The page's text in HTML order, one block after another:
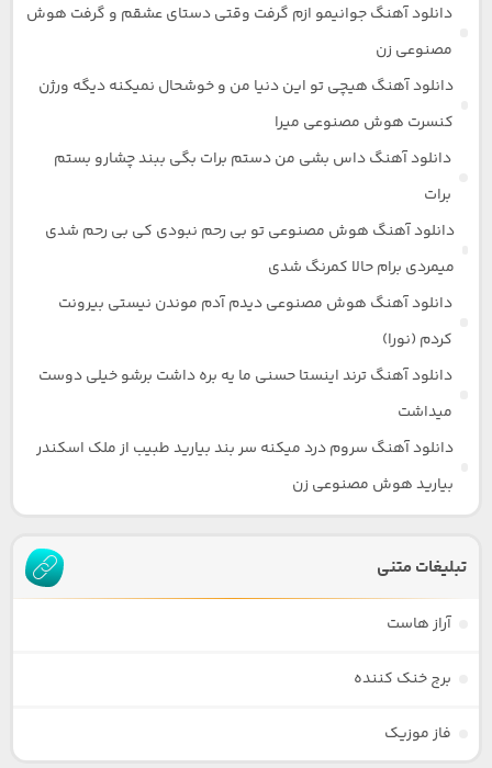
دانلود آهنگ جوانیمو ازم گرفت وقتی دستای عشقم و گرفت هوش
مصنوعی زن
دانلود آهنگ هیچی تو این دنیا من و خوشحال نمیکنه دیگه ورژن
کنسرت هوش مصنوعی میرا
دانلود آهنگ داس بشی من دستم برات بگی ببند چشارو بستم
برات
دانلود آهنگ هوش مصنوعی تو بی رحم نبودی کی بی رحم شدی
میمردی برام حالا کمرنگ شدی
دانلود آهنگ هوش مصنوعی دیدم آدم موندن نیستی بیرونت
کردم (نورا)
دانلود آهنگ ترند اینستا حسنی ما یه بره داشت برشو خیلی دوست
میداشت
دانلود آهنگ سروم درد میکنه سر بند بیارید طبیب از ملک اسکندر
بیارید هوش مصنوعی زن
تبلیغات متنی
آراز هاست
برج خنک کننده
فاز موزیک